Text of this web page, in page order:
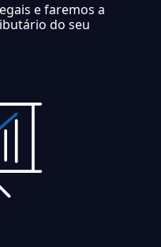
e faremos a
do seu